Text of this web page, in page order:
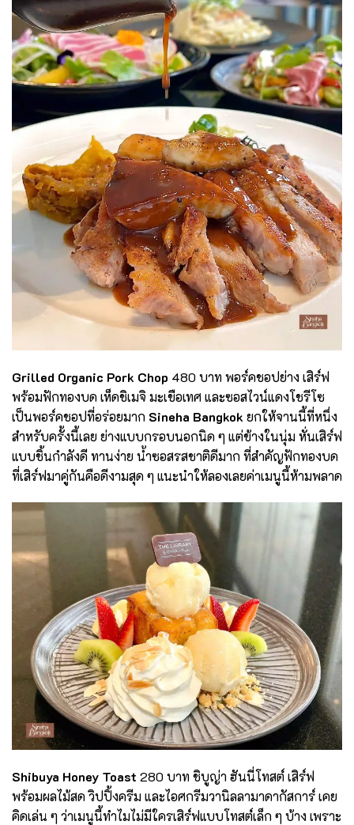
Grilled Organic Pork Chop 480 บาท พอร์คชอปย่าง เสิร์ฟ
พร้อมฟักทองบด เห็ดชิเมจิ มะเขือเทศ และซอสไวน์แดงโชรีโซ
เป็นพอร์คชอปที่อร่อยมาก Sineha Bangkok ยกให้จานนี้ที่หนึ่ง
สำหรับครั้งนี้เลย ย่างแบบกรอบนอกนิด ๆ แต่ข้างในนุ่ม หั่นเสิร์ฟ
แบบชิ้นกำลังดี ทานง่าย น้ำซอสรสชาติดีมาก ที่สำคัญฟักทองบด
ที่เสิร์ฟมาคู่กันคือดีงามสุด ๆ แนะนำให้ลองเลยค่าเมนูนี้ห้ามพลาด
Shibuya Honey Toast 280 บาท ชิบูญ่า ฮันนี่โทสต์ เสิร์ฟ
พร้อมผลไม้สด วิปปิ้งครีม และไอศกรีมวานิลลามาดากัสการ์ เคย
คิดเล่น ๆ ว่าเมนูนี้ทำไมไม่มีใครเสิร์ฟแบบโทสต์เล็ก ๆ บ้าง เพราะ